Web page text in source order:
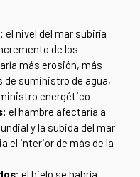
el nivel del mar subiría
de los
más erosión, más
de suministro de agua,
energético
el hambre afectaría a
y la subida del mar
el interior de más de la
el hielo se habría